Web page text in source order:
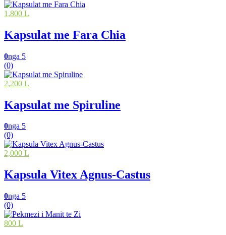
1,800 L
Kapsulat me Fara Chia
0nga 5
(0)
2,200 L
Kapsulat me Spiruline
0nga 5
(0)
2,000 L
Kapsula Vitex Agnus-Castus
0nga 5
(0)
800 L